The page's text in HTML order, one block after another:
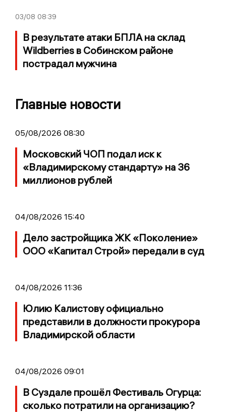
03/08 08:39
В результате атаки БПЛА на склад
Wildberries в Собинском районе
пострадал мужчина
Главные новости
05/08/2026 08:30
Московский ЧОП подал иск к
«Владимирскому стандарту» на 36
миллионов рублей
04/08/2026 15:40
Дело застройщика ЖК «Поколение»
ООО «Капитал Строй» передали в суд
04/08/2026 11:36
Юлию Калистову официально
представили в должности прокурора
Владимирской области
04/08/2026 09:01
В Суздале прошёл Фестиваль Огурца:
сколько потратили на организацию?